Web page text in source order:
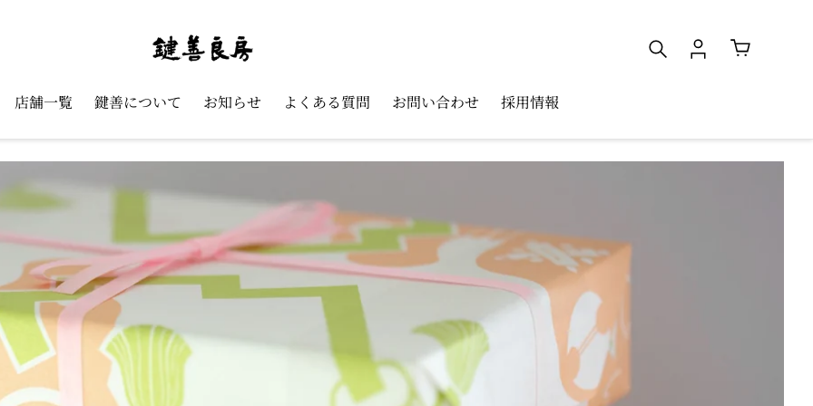
検索 ログイン
店舗一覧 鍵善について お知らせ よくある質問 お問い合わせ 採用情報